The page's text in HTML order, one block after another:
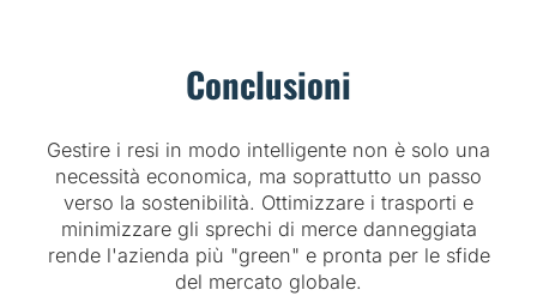
Conclusioni
Gestire i resi in modo intelligente non è solo una
necessità economica, ma soprattutto un passo
verso la sostenibilità. Ottimizzare i trasporti e
minimizzare gli sprechi di merce danneggiata
rende l'azienda più "green" e pronta per le sfide
del mercato globale.